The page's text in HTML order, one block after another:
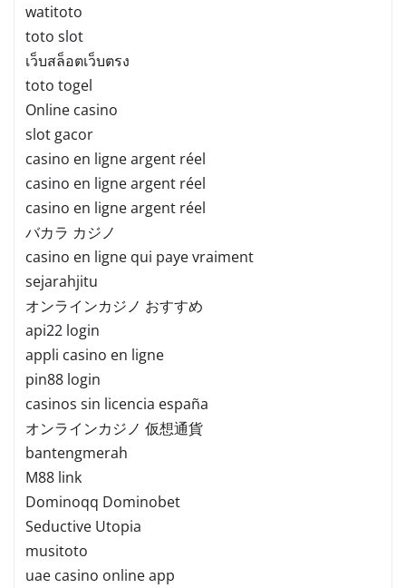
watitoto
toto slot
เว็บสล็อตเว็บตรง
toto togel
Online casino
slot gacor
casino en ligne argent réel
casino en ligne argent réel
casino en ligne argent réel
バカラ カジノ
casino en ligne qui paye vraiment
sejarahjitu
オンラインカジノ おすすめ
api22 login
appli casino en ligne
pin88 login
casinos sin licencia españa
オンラインカジノ 仮想通貨
bantengmerah
M88 link
Dominoqq Dominobet
Seductive Utopia
musitoto
uae casino online app